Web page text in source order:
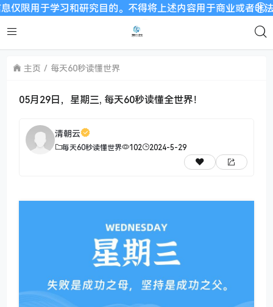
于学习和研究目的。不得将上述内容用于商业或者非法用
主页 每天60秒读懂世界
05月29日，星期三, 每天60秒读懂全世界！
清朝云
每天60秒读懂世界 102 2024-5-29